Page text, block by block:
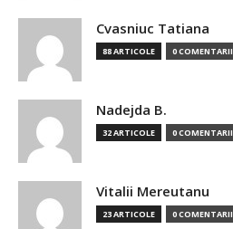
Cvasniuc Tatiana
88 ARTICOLE 0 COMENTARII
Nadejda B.
32 ARTICOLE 0 COMENTARII
Vitalii Mereutanu
23 ARTICOLE 0 COMENTARII